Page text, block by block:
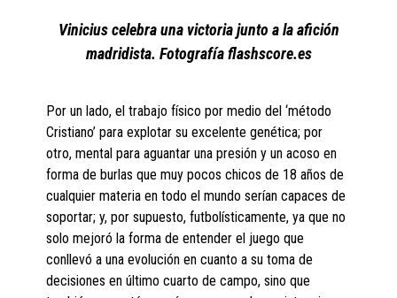
Vinicius celebra una victoria junto a la afición
madridista. Fotografía flashscore.es
Por un lado, el trabajo físico por medio del ‘método
Cristiano’ para explotar su excelente genética; por
otro, mental para aguantar una presión y un acoso en
forma de burlas que muy pocos chicos de 18 años de
cualquier materia en todo el mundo serían capaces de
soportar; y, por supuesto, futbolísticamente, ya que no
solo mejoró la forma de entender el juego que
conllevó a una evolución en cuanto a su toma de
decisiones en último cuarto de campo, sino que